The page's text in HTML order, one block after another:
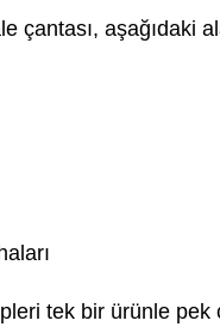
çantası, aşağıdaki
tek bir ürünle